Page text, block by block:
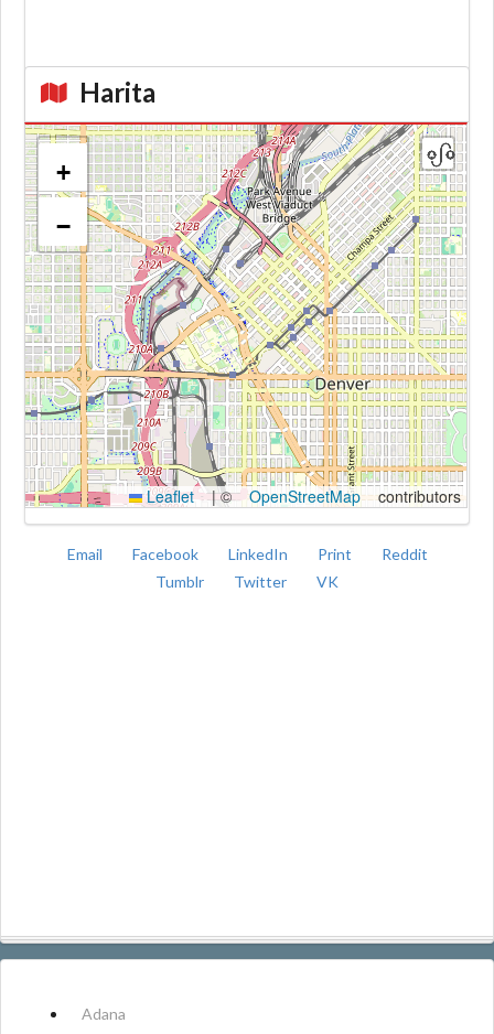
Harita
Kroki
+
−
Leaflet |© OpenStreetMap contributors
Email Facebook LinkedIn Print
Reddit
Tumblr
Twitter VK
Adana